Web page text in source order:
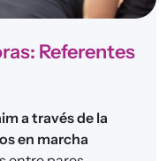
Referentes
a través de la
en marcha